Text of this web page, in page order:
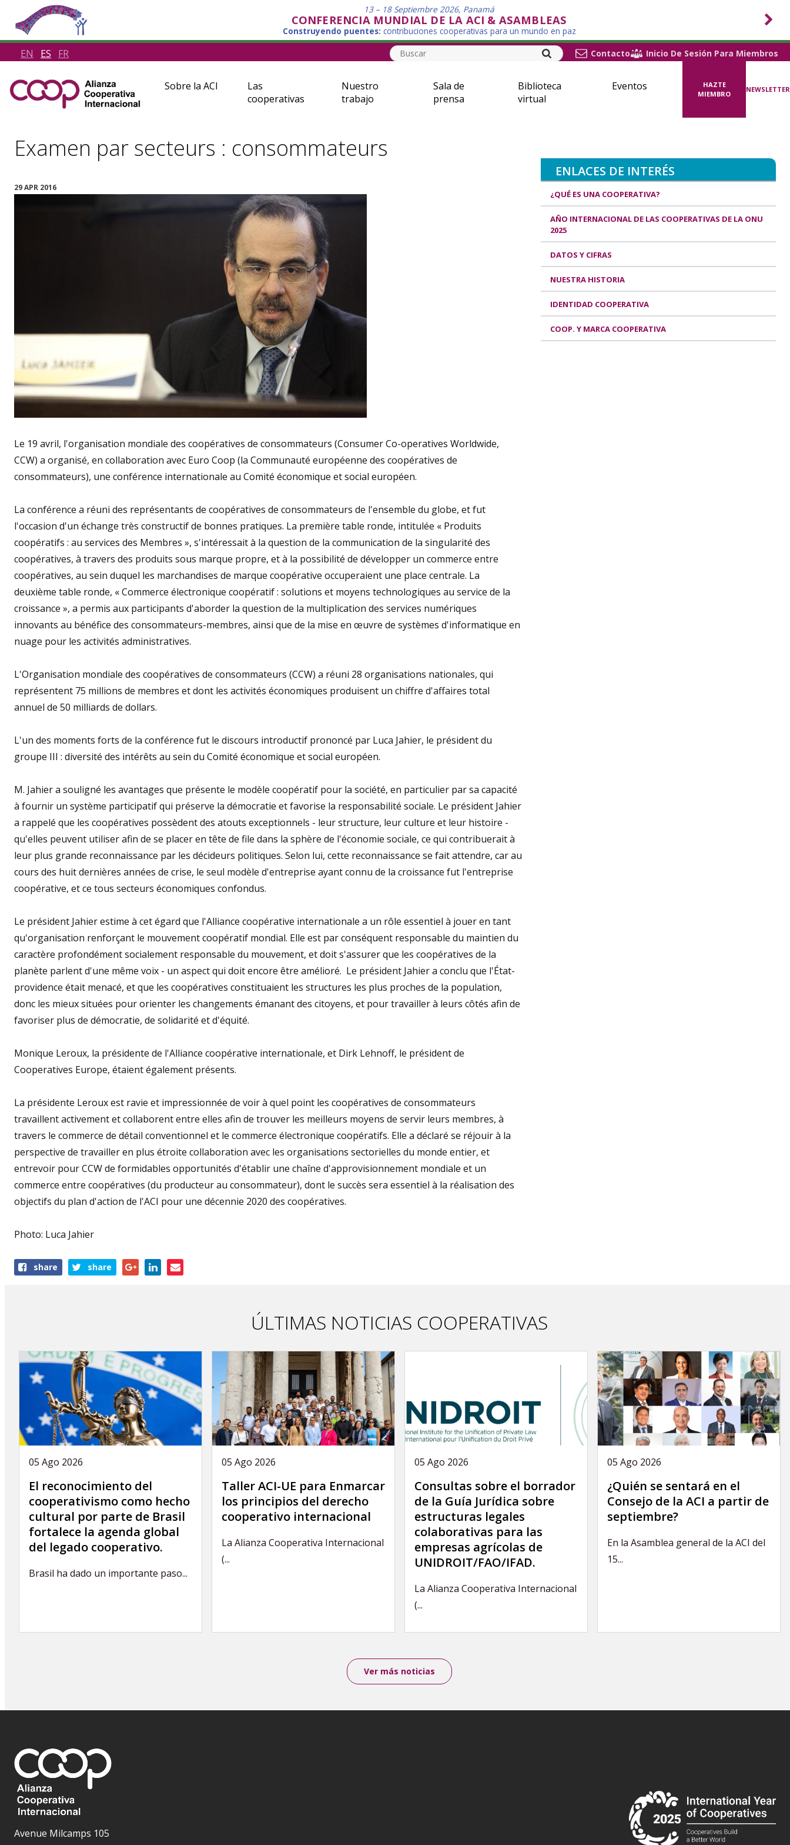
13 – 18 Septiembre 2026, Panamá
CONFERENCIA MUNDIAL DE LA ACI & ASAMBLEAS
Construyendo puentes: contribuciones cooperativas para un mundo en paz
EN ES FR Contacto Inicio De Sesión Para Miembros
Sobre la ACI
Las
cooperativas
Nuestro
trabajo
Sala de
prensa
Biblioteca
virtual
Eventos
HAZTE
MIEMBRO
NEWSLETTER
Examen par secteurs : consommateurs
29 APR 2016
Le 19 avril, l'organisation mondiale des coopératives de consommateurs (Consumer Co-operatives Worldwide,
CCW) a organisé, en collaboration avec Euro Coop (la Communauté européenne des coopératives de
consommateurs), une conférence internationale au Comité économique et social européen.
La conférence a réuni des représentants de coopératives de consommateurs de l'ensemble du globe, et fut
l'occasion d'un échange très constructif de bonnes pratiques. La première table ronde, intitulée « Produits
coopératifs : au services des Membres », s'intéressait à la question de la communication de la singularité des
coopératives, à travers des produits sous marque propre, et à la possibilité de développer un commerce entre
coopératives, au sein duquel les marchandises de marque coopérative occuperaient une place centrale. La
deuxième table ronde, « Commerce électronique coopératif : solutions et moyens technologiques au service de la
croissance », a permis aux participants d'aborder la question de la multiplication des services numériques
innovants au bénéfice des consommateurs-membres, ainsi que de la mise en œuvre de systèmes d'informatique en
nuage pour les activités administratives.
L'Organisation mondiale des coopératives de consommateurs (CCW) a réuni 28 organisations nationales, qui
représentent 75 millions de membres et dont les activités économiques produisent un chiffre d'affaires total
annuel de 50 milliards de dollars.
L'un des moments forts de la conférence fut le discours introductif prononcé par Luca Jahier, le président du
groupe III : diversité des intérêts au sein du Comité économique et social européen.
M. Jahier a souligné les avantages que présente le modèle coopératif pour la société, en particulier par sa capacité
à fournir un système participatif qui préserve la démocratie et favorise la responsabilité sociale. Le président Jahier
a rappelé que les coopératives possèdent des atouts exceptionnels - leur structure, leur culture et leur histoire -
qu'elles peuvent utiliser afin de se placer en tête de file dans la sphère de l'économie sociale, ce qui contribuerait à
leur plus grande reconnaissance par les décideurs politiques. Selon lui, cette reconnaissance se fait attendre, car au
cours des huit dernières années de crise, le seul modèle d'entreprise ayant connu de la croissance fut l'entreprise
coopérative, et ce tous secteurs économiques confondus.
Le président Jahier estime à cet égard que l'Alliance coopérative internationale a un rôle essentiel à jouer en tant
qu'organisation renforçant le mouvement coopératif mondial. Elle est par conséquent responsable du maintien du
caractère profondément socialement responsable du mouvement, et doit s'assurer que les coopératives de la
planète parlent d'une même voix - un aspect qui doit encore être amélioré. Le président Jahier a conclu que l'État-
providence était menacé, et que les coopératives constituaient les structures les plus proches de la population,
donc les mieux situées pour orienter les changements émanant des citoyens, et pour travailler à leurs côtés afin de
favoriser plus de démocratie, de solidarité et d'équité.
Monique Leroux, la présidente de l'Alliance coopérative internationale, et Dirk Lehnoff, le président de
Cooperatives Europe, étaient également présents.
La présidente Leroux est ravie et impressionnée de voir à quel point les coopératives de consommateurs
travaillent activement et collaborent entre elles afin de trouver les meilleurs moyens de servir leurs membres, à
travers le commerce de détail conventionnel et le commerce électronique coopératifs. Elle a déclaré se réjouir à la
perspective de travailler en plus étroite collaboration avec les organisations sectorielles du monde entier, et
entrevoir pour CCW de formidables opportunités d'établir une chaîne d'approvisionnement mondiale et un
commerce entre coopératives (du producteur au consommateur), dont le succès sera essentiel à la réalisation des
objectifs du plan d'action de l'ACI pour une décennie 2020 des coopératives.
Photo: Luca Jahier
Shareshare share
ÚLTIMAS NOTICIAS COOPERATIVAS
05 Ago 2026
El reconocimiento del
cooperativismo como hecho
cultural por parte de Brasil
fortalece la agenda global
del legado cooperativo.
Brasil ha dado un importante paso...
05 Ago 2026
Taller ACI-UE para Enmarcar
los principios del derecho
cooperativo internacional
La Alianza Cooperativa Internacional
(...
05 Ago 2026
Consultas sobre el borrador
de la Guía Jurídica sobre
estructuras legales
colaborativas para las
empresas agrícolas de
UNIDROIT/FAO/IFAD.
La Alianza Cooperativa Internacional
(...
05 Ago 2026
¿Quién se sentará en el
Consejo de la ACI a partir de
septiembre?
En la Asamblea general de la ACI del
15...
Ver más noticias
ENLACES DE INTERÉS
¿QUÉ ES UNA COOPERATIVA?
AÑO INTERNACIONAL DE LAS COOPERATIVAS DE LA ONU
2025
DATOS Y CIFRAS
NUESTRA HISTORIA
IDENTIDAD COOPERATIVA
COOP. Y MARCA COOPERATIVA
Avenue Milcamps 105